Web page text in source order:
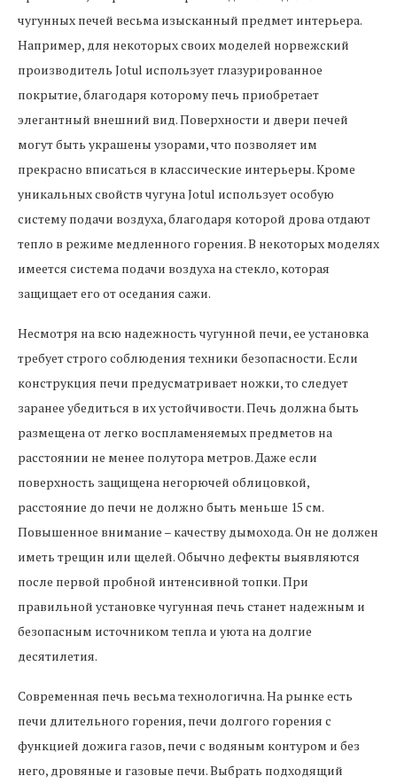
чугунных печей весьма изысканный предмет интерьера.
Например, для некоторых своих моделей норвежский
производитель Jotul использует глазурированное
покрытие, благодаря которому печь приобретает
элегантный внешний вид. Поверхности и двери печей
могут быть украшены узорами, что позволяет им
прекрасно вписаться в классические интерьеры. Кроме
уникальных свойств чугуна Jotul использует особую
систему подачи воздуха, благодаря которой дрова отдают
тепло в режиме медленного горения. В некоторых моделях
имеется система подачи воздуха на стекло, которая
защищает его от оседания сажи.
Несмотря на всю надежность чугунной печи, ее установка
требует строго соблюдения техники безопасности. Если
конструкция печи предусматривает ножки, то следует
заранее убедиться в их устойчивости. Печь должна быть
размещена от легко воспламеняемых предметов на
расстоянии не менее полутора метров. Даже если
поверхность защищена негорючей облицовкой,
расстояние до печи не должно быть меньше 15 см.
Повышенное внимание – качеству дымохода. Он не должен
иметь трещин или щелей. Обычно дефекты выявляются
после первой пробной интенсивной топки. При
правильной установке чугунная печь станет надежным и
безопасным источником тепла и уюта на долгие
десятилетия.
Современная печь весьма технологична. На рынке есть
печи длительного горения, печи долгого горения с
функцией дожига газов, печи с водяным контуром и без
него, дровяные и газовые печи. Выбрать подходящий